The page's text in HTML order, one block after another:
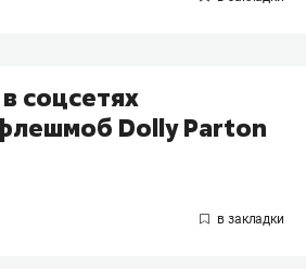
соцсетях
Dolly Parton